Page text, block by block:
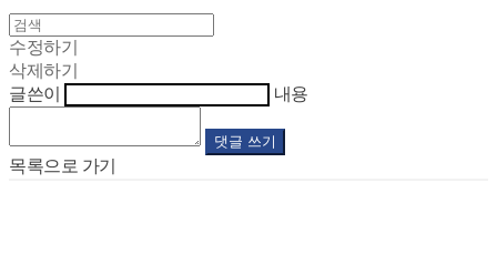
수정하기
삭제하기
글쓴이
내용
댓글 쓰기
목록으로 가기